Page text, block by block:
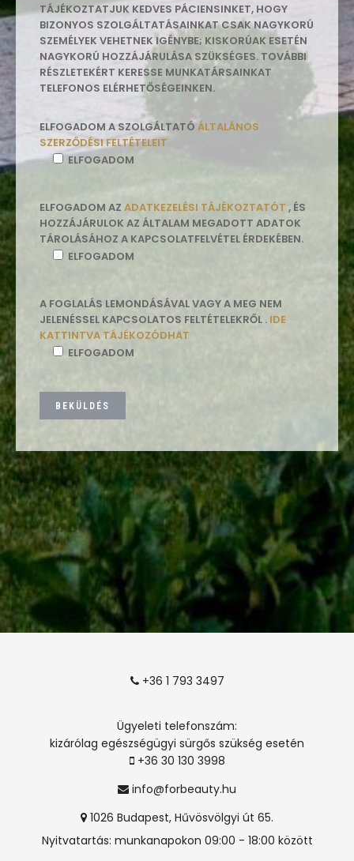
TÁJÉKOZTATJUK KEDVES PÁCIENSINKET, HOGY
BIZONYOS SZOLGÁLTATÁSAINKAT CSAK NAGYKORÚ
SZEMÉLYEK VEHETNEK IGÉNYBE; KISKORÚAK ESETÉN
NAGYKORÚ HOZZÁJÁRULÁSA SZÜKSÉGES. TOVÁBBI
RÉSZLETEKÉRT KERESSE MUNKATÁRSAINKAT
TELEFONOS ELÉRHETŐSÉGEINKEN.
ELFOGADOM A SZOLGÁLTATÓÁLTALÁNOS
SZERZŐDÉSI FELTÉTELEIT
ELFOGADOM
ELFOGADOM AZ ADATKEZELÉSI TÁJÉKOZTATÓT , ÉS
HOZZÁJÁRULOK AZ ÁLTALAM MEGADOTT ADATOK
TÁROLÁSÁHOZ A KAPCSOLATFELVÉTEL ÉRDEKÉBEN.
ELFOGADOM
A FOGLALÁS LEMONDÁSÁVAL VAGY A MEG NEM
JELENÉSSEL KAPCSOLATOS FELTÉTELEKRŐL . IDE
KATTINTVA TÁJÉKOZÓDHAT
ELFOGADOM
+36 1 793 3497
Ügyeleti telefonszám:
kizárólag egészségügyi sürgős szükség esetén
+36 30 130 3998
info@forbeauty.hu
1026 Budapest, Hűvösvölgyi út 65.
Nyitvatartás: munkanapokon 09:00 - 18:00 között